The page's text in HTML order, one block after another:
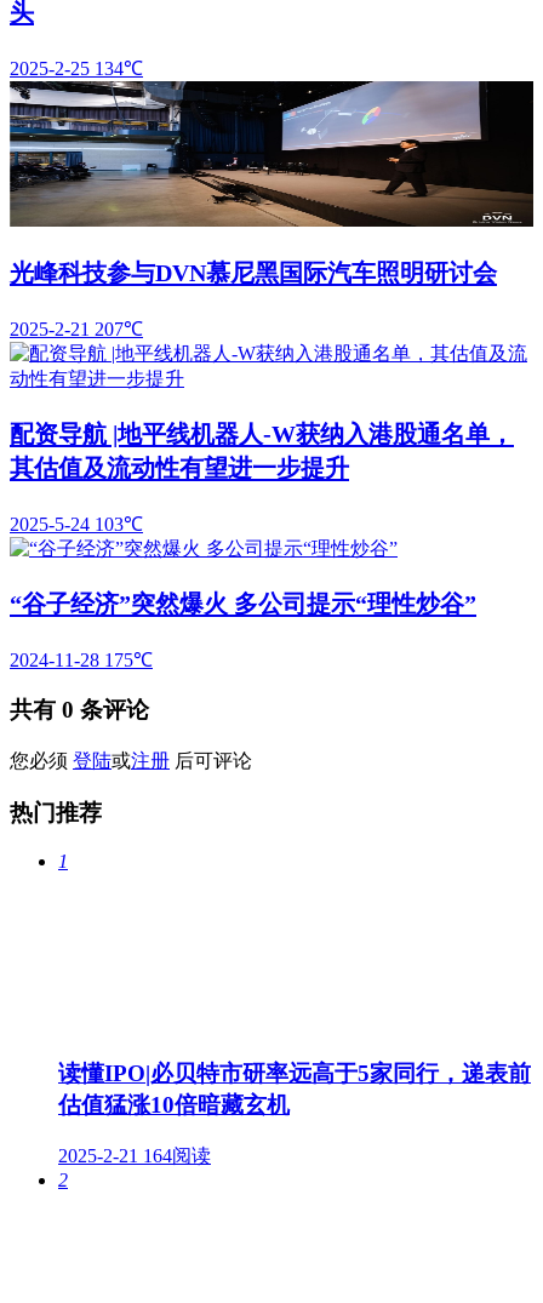
头
2025-2-25 134℃
光峰科技参与DVN慕尼黑国际汽车照明研讨会
2025-2-21 207℃
配资导航 |地平线机器人-W获纳入港股通名单，
其估值及流动性有望进一步提升
2025-5-24 103℃
“谷子经济”突然爆火 多公司提示“理性炒谷”
2024-11-28 175℃
共有 0 条评论
您必须 登陆或注册 后可评论
热门推荐
1
读懂IPO|必贝特市研率远高于5家同行，递表前
估值猛涨10倍暗藏玄机
2025-2-21 164阅读
2